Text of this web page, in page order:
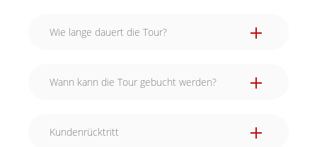
Wie lange dauert die Tour?
Wann kann die Tour gebucht werden?
Kundenrücktritt